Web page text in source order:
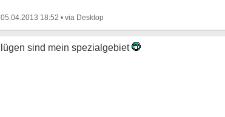
05.04.2013 18:52 •
lügen sind mein spezialgebiet